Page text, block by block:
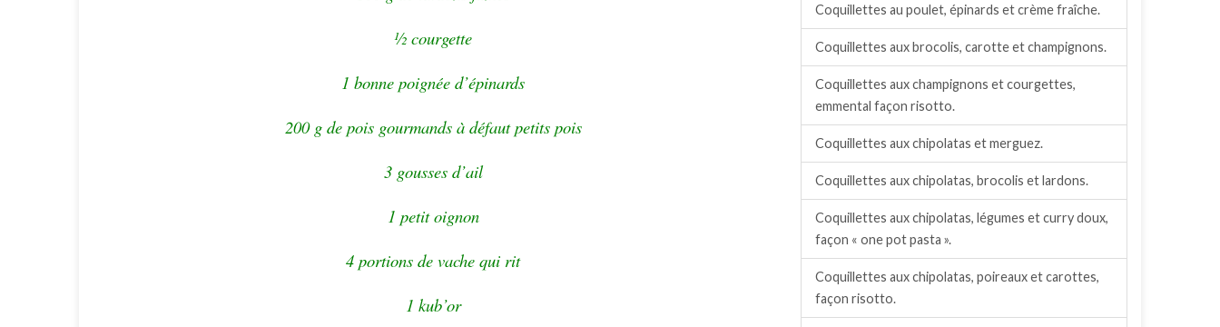
½ courgette
1 bonne poignée d’épinards
200 g de pois gourmands à défaut petits pois
3 gousses d’ail
1 petit oignon
4 portions de vache qui rit
1 kub’or
Coquillettes au poulet, épinards et crème fraîche.
Coquillettes aux brocolis, carotte et champignons.
Coquillettes aux champignons et courgettes,
emmental façon risotto.
Coquillettes aux chipolatas et merguez.
Coquillettes aux chipolatas, brocolis et lardons.
Coquillettes aux chipolatas, légumes et curry doux,
façon « one pot pasta ».
Coquillettes aux chipolatas, poireaux et carottes,
façon risotto.